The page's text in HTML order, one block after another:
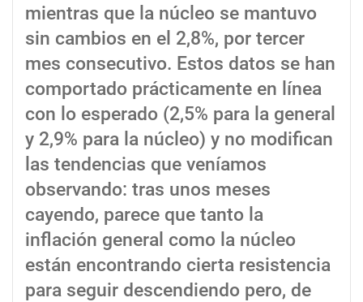
mientras que la núcleo se mantuvo
sin cambios en el 2,8%, por tercer
mes consecutivo. Estos datos se han
comportado prácticamente en línea
con lo esperado (2,5% para la general
y 2,9% para la núcleo) y no modifican
las tendencias que veníamos
observando: tras unos meses
cayendo, parece que tanto la
inflación general como la núcleo
están encontrando cierta resistencia
para seguir descendiendo pero, de